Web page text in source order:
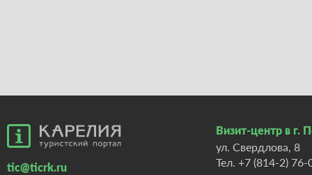
tic@ticrk.ru
Визит-центр в г.
ул. Свердлова, 8
Тел. +7 (814-2) 76-